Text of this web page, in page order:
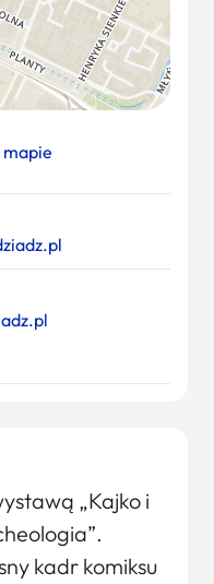
„Kajko i
kadr komiksu
mapie